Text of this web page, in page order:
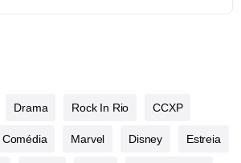
Drama Rock In Rio CCXP
Comédia Marvel Disney Estreia